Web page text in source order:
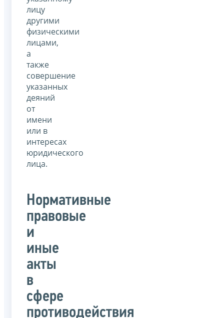
лицу
другими
физическими
лицами,
а
также
совершение
указанных
деяний
от
имени
или в
интересах
юридического
лица.
Нормативные
правовые
и
иные
акты
в
сфере
противодействия